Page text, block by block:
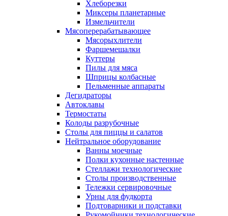
Хлеборезки
Миксеры планетарные
Измельчители
Мясоперерабатывающее
Мясорыхлители
Фаршемешалки
Куттеры
Пилы для мяса
Шприцы колбасные
Пельменные аппараты
Дегидраторы
Автоклавы
Термостаты
Колоды разрубочные
Столы для пиццы и салатов
Нейтральное оборудование
Ванны моечные
Полки кухонные настенные
Стеллажи технологические
Столы производственные
Тележки сервировочные
Урны для фудкорта
Подтоварники и подставки